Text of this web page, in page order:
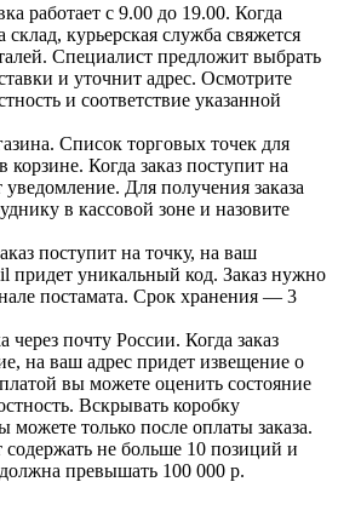
работает с 9.00 до 19.00. Когда
склад, курьерская служба свяжется
Специалист предложит выбрать
и уточнит адрес. Осмотрите
и соответствие указанной
Список торговых точек для
корзине. Когда заказ поступит на
Для получения заказа
в кассовой зоне и назовите
поступит на точку, на ваш
придет уникальный код. Заказ нужно
постамата. Срок хранения — 3
через почту России. Когда заказ
на ваш адрес придет извещение о
вы можете оценить состояние
Вскрывать коробку
можете только после оплаты заказа.
не больше 10 позиций и
превышать 100 000 р.